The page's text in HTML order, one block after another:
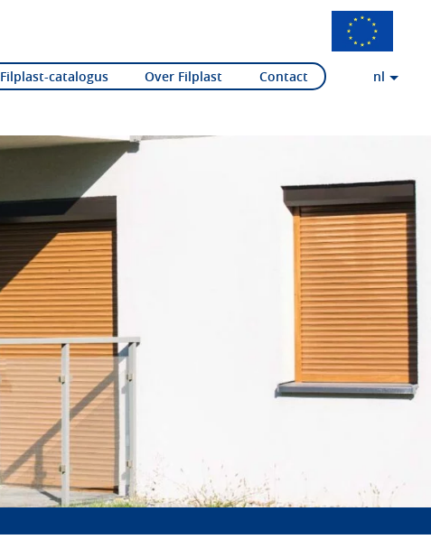
Filplast-catalogus Over Filplast Contact nl